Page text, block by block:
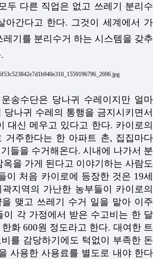
두 다른 직업은 없고 쓰레기 분리수
아간다고 한다. 그것이 세계에서 가
레기를 분리수거 하는 시스템을 갖추
송수단은 당나귀 수레이지만 얼마
당나귀 수레의 통행을 금지시키면서
대신 메우고 있다고 한다. 카이로의
거주한다는 한 아파트 촌, 집집마다
들을 수거해온다. 시내에 나가서 분
옥을 가게 된다고 이야기하는 사람도
이 처음 카이로에 등장한 것은 19세
지역의 가난한 농부들이 카이로의
맺고 쓰레기 수거 일을 맡아 이주
이 각 가정에서 받은 수고비는 한 달
화 600원 정도라고 한다. 대여한 트
를 감당하기에도 턱없이 부족한 돈
사용한 사용료를 별도로 내야 한다